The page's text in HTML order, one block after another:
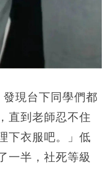
現台下同學們都
直到老師忍不住
下衣服吧。」低
一半，社死等級